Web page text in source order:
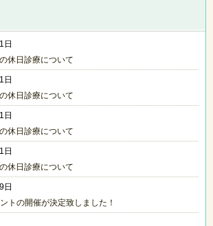
日
休日診療について
日
休日診療について
日
休日診療について
日
休日診療について
日
トの開催が決定致しました！